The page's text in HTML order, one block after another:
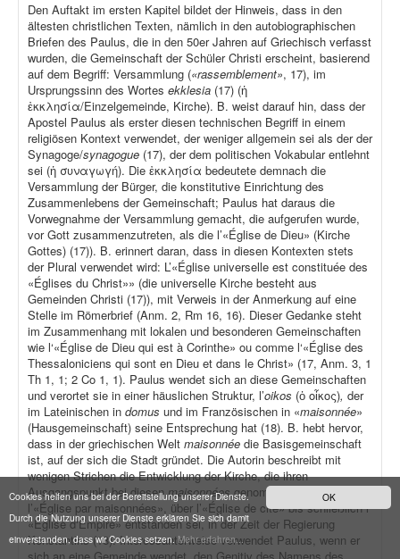
OK
Cookies helfen uns bei der Bereitstellung unserer Dienste.
Durch die Nutzung unserer Dienste erklären Sie sich damit
einverstanden, dass wir Cookies setzen.Mehr erfahren...
Den Auftakt im ersten Kapitel bildet der Hinweis, dass in den
ältesten christlichen Texten, nämlich in den autobiographischen
Briefen des Paulus, die in den 50er Jahren auf Griechisch verfasst
wurden, die Gemeinschaft der Schüler Christi erscheint, basierend
auf dem Begriff: Versammlung («rassemblement», 17), im
Ursprungssinn des Wortes ekklesia (17) (ἡ
ἐκκλησία/Einzelgemeinde, Kirche). B. weist darauf hin, dass der
Apostel Paulus als erster diesen technischen Begriff in einem
religiösen Kontext verwendet, der weniger allgemein sei als der der
Synagoge/synagogue (17), der dem politischen Vokabular entlehnt
sei (ἡ συναγωγή). Die ἐκκλησία bedeutete demnach die
Versammlung der Bürger, die konstitutive Einrichtung des
Zusammenlebens der Gemeinschaft; Paulus hat daraus die
Vorwegnahme der Versammlung gemacht, die aufgerufen wurde,
vor Gott zusammenzutreten, als die l’«Église de Dieu» (Kirche
Gottes) (17)). B. erinnert daran, dass in diesen Kontexten stets
der Plural verwendet wird: L’«Église universelle est constituée des
«Églises du Christ»» (die universelle Kirche besteht aus
Gemeinden Christi (17)), mit Verweis in der Anmerkung auf eine
Stelle im Römerbrief (Anm. 2, Rm 16, 16). Dieser Gedanke steht
im Zusammenhang mit lokalen und besonderen Gemeinschaften
wie l‘«Église de Dieu qui est à Corinthe» ou comme l‘«Église des
Thessaloniciens qui sont en Dieu et dans le Christ» (17, Anm. 3, 1
Th 1, 1; 2 Co 1, 1). Paulus wendet sich an diese Gemeinschaften
und verortet sie in einer häuslichen Struktur, l’oikos (ὁ οἶκος), der
im Lateinischen in domus und im Französischen in «maisonnée»
(Hausgemeinschaft) seine Entsprechung hat (18). B. hebt hervor,
dass in der griechischen Welt maisonnée die Basisgemeinschaft
ist, auf der sich die Stadt gründet. Die Autorin beschreibt mit
wenigen Strichen die Entwicklung der Kirche, die ihren
Ausgangspunkt bei diesenmaisonnéesgenommen habe, also als
l’«Église par maisonnées», über l’«Église de cité» bis schließlich l‘
«Église d‘Empire» entstanden sei, in der Zeit der Regierung
Konstantins (18). Interessanterweise verwendet Paulus, wenn er